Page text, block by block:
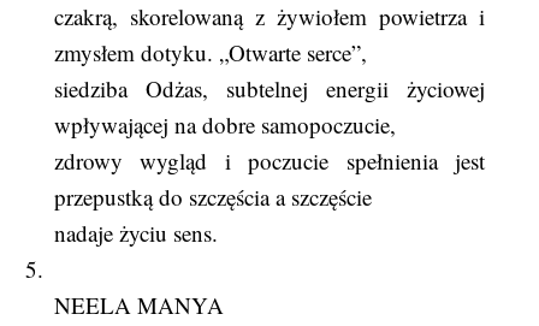
czakrą, skorelowaną z żywiołem powietrza i
zmysłem dotyku. „Otwarte serce”,
siedziba Odżas, subtelnej energii życiowej
wpływającej na dobre samopoczucie,
zdrowy wygląd i poczucie spełnienia jest
przepustką do szczęścia a szczęście
nadaje życiu sens.
5.
NEELA MANYA